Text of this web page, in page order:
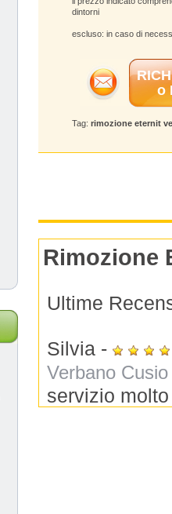
dintorni
escluso: in caso di
o
Tag: rimozione eternit
Rimozione
Ultime
Silvia -
Verbano
servizio